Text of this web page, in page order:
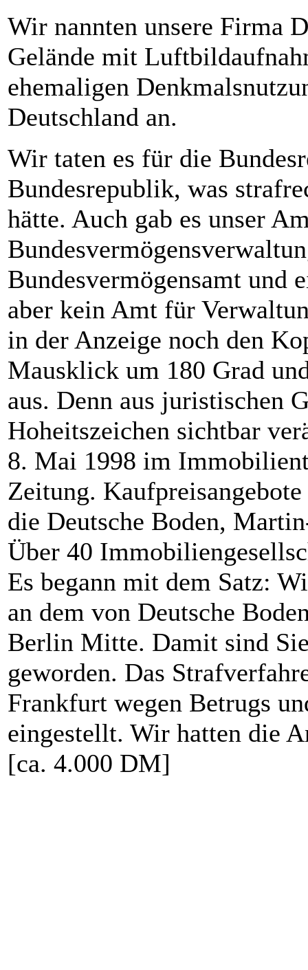
Wir nannten unsere Firma
Gelände mit
ehemaligen
Deutschland an.
Wir taten es für die
Bundesrepublik, was
hätte. Auch gab es unser
Bundesvermögensamt und
aber kein Amt für
in der Anzeige noch den
Mausklick um 180 Grad
aus. Denn aus juristischen
Hoheitszeichen sichtbar
8. Mai 1998 im
Zeitung.
die Deutsche Boden,
Über 40
Es begann mit dem Satz:
an dem von Deutsche
Berlin Mitte. Damit sind
geworden. Das
Frankfurt wegen Betrugs
eingestellt. Wir hatten die
[ca. 4.000 DM]